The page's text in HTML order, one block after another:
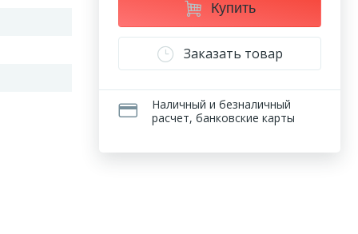
Купить
Заказать товар
Наличный и безналичный
расчет, банковские карты